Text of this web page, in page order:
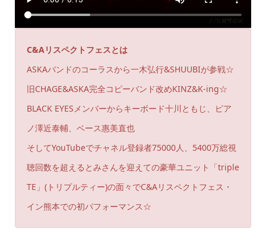
C&Aリスペクトフェスとは
ASKAバンドのコーラスから一木弘行&SHUUBIが参戦☆
旧CHAGE&ASKA完全コピーバンド改めKINZ&K-ing☆
BLACK EYESメンバーからキーボード十川ともじ、ピア
ノ澤近泰輔、ベース惠美直也
そしてYouTubeでチャネル登録者75000人、5400万総視
聴回数を超えるとみさんを迎えての豪華ユニット「triple
TE」(トリプルティー)の面々でC&Aリスペクトフェス・
イン熊本での初パフォーマンス☆